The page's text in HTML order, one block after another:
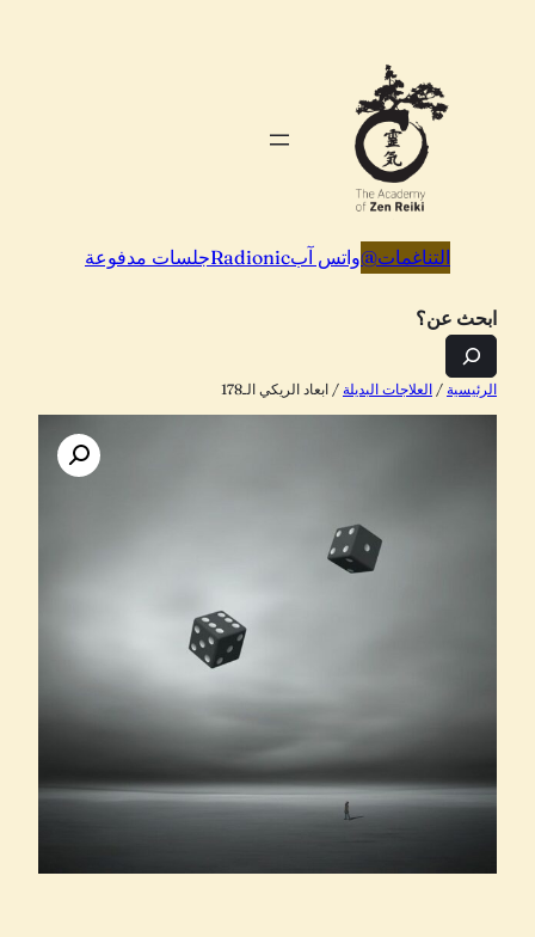
التناغمات@واتس آبRadionicجلسات مدفوعة
ابحث عن؟
الرئيسية / العلاجات البديلة / ابعاد الريكي الـ178